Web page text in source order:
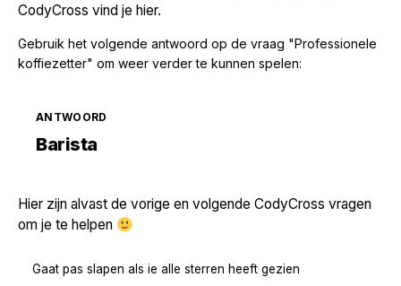
CodyCross vind je hier.
Gebruik het volgende antwoord op de vraag "Professionele
koffiezetter" om weer verder te kunnen spelen:
ANTWOORD
Barista
Hier zijn alvast de vorige en volgende CodyCross vragen
om je te helpen
Gaat pas slapen als ie alle sterren heeft gezien